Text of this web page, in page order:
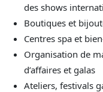
des shows
Boutiques et
Centres spa et
Organisation de
d’affaires et galas
Ateliers, festivals